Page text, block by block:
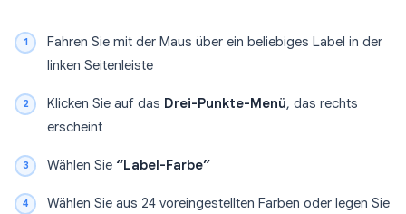
Fahren Sie mit der Maus über ein beliebiges Label in der
linken Seitenleiste
Klicken Sie auf das Drei-Punkte-Menü, das rechts
erscheint
Wählen Sie “Label-Farbe”
Wählen Sie aus 24 voreingestellten Farben oder legen Sie